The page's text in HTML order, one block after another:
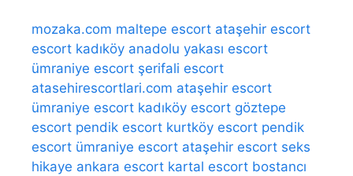
mozaka.com maltepe escort ataşehir escort
escort kadıköy anadolu yakası escort
ümraniye escort şerifali escort
atasehirescortlari.com ataşehir escort
ümraniye escort kadıköy escort göztepe
escort pendik escort kurtköy escort pendik
escort ümraniye escort ataşehir escort seks
hikaye ankara escort kartal escort bostancı